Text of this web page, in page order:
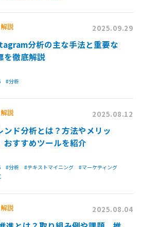
解説 2025.09.29
分析の主な手法と重要な
を徹底解説
#分析
解説 2025.08.12
ンド分析とは？方法やメリッ
おすすめツールを紹介
#分析 #テキストマイニング
#マーケティング
解説 2025.08.04